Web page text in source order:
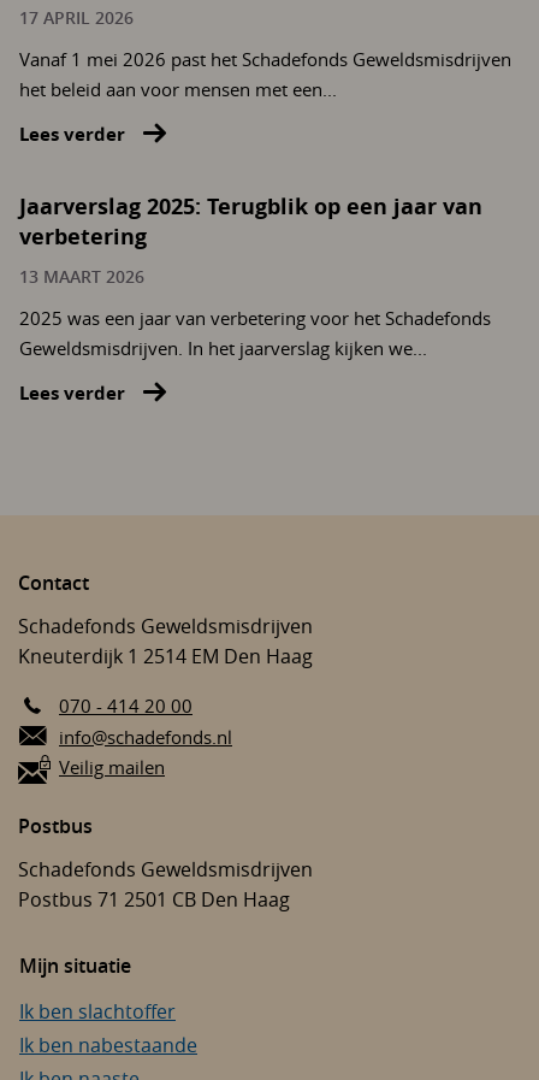
17 APRIL 2026
Vanaf 1 mei 2026 past het Schadefonds Geweldsmisdrijven
het beleid aan voor mensen met een...
Lees verder
Jaarverslag 2025: Terugblik op een jaar van
verbetering
13 MAART 2026
2025 was een jaar van verbetering voor het Schadefonds
Geweldsmisdrijven. In het jaarverslag kijken we...
Lees verder
Contact
Schadefonds Geweldsmisdrijven
Kneuterdijk 1 2514 EM Den Haag
070 - 414 20 00
E-mail:
info@schadefonds.nl
Veilig mailen
Postbus
Schadefonds Geweldsmisdrijven
Postbus 71 2501 CB Den Haag
Mijn situatie
Ik ben slachtoffer
Ik ben nabestaande